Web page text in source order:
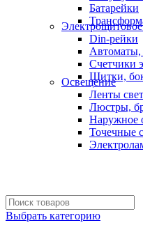
Батарейки
Din-рейки
Счетчики
Щитки,
Освещение
Ленты
Люстры,
Наружное
Точечные
Выбрать категорию